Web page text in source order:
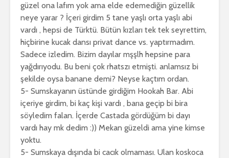
güzel ona lafım yok ama elde edemediğin güzellik
neye yarar ? İçeri girdim 5 tane yaşlı orta yaşlı abi
vardı , hepsi de Türktü. Bütün kızları tek tek seyrettim,
hiçbirine kucak dansı privat dance vs. yaptırmadım.
Sadece izledim. Bizim dayılar mşşlh hepsine para
yağdırıyodu. Bu beni çok rhatszı etmişti. anlamsız bi
şekilde oysa banane demi? Neyse kaçtım ordan.
5- Sumskayanın üstünde girdiğim Hookah Bar. Abi
içeriye girdim, bi kaç kişi vardı , barıa geçip bi bira
söyledim falan. İçerde Castada gördüğüm bi dayı
vardı hay mk dedim :)) Mekan güzeldi ama yine kimse
yoktu.
5- Sumskaya dışında bi cacık olmaması. Ulan koskoca